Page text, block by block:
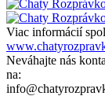
Viac informácií
Neváhajte nás
na: